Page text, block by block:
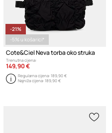
-21%
-5% u košarici*
Cote&Ciel Neva torba oko struka
Trenutna cijena:
149,90 €
Regularna cijena:189,90 €
Najniža cijena:189,90 €